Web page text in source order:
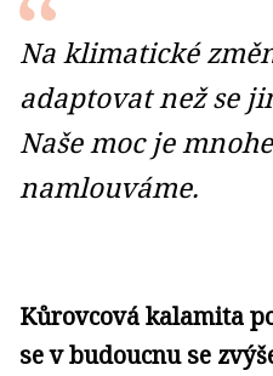
Na klimatické
adaptovat než se
Naše moc je
namlouváme.
Kůrovcová kalamita
se v budoucnu se